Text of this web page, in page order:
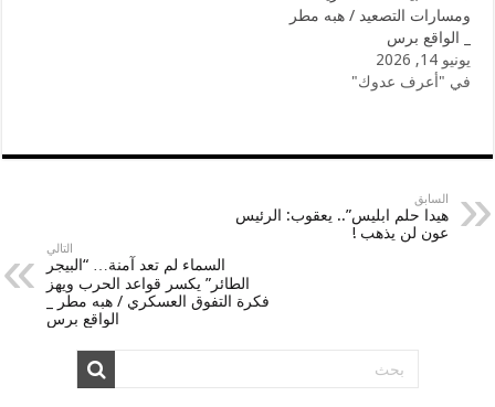
ومسارات التصعيد / هبه مطر
_ الواقع برس
يونيو 14, 2026
في "أعرف عدوك"
السابق
هيدا حلم ابليس”.. يعقوب: الرئيس
عون لن يذهب !
التالي
السماء لم تعد آمنة… “البيجر
الطائر” يكسر قواعد الحرب ويهز
فكرة التفوق العسكري / هبه مطر _
الواقع برس